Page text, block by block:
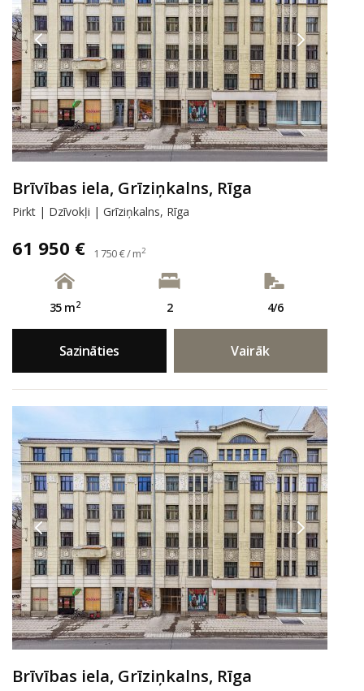
Brīvības iela, Grīziņkalns, Rīga
Pirkt | Dzīvokļi | Grīziņkalns, Rīga
61 950 € 1 750 € / m2
35 m2 2 4/6
Sazināties Vairāk
Brīvības iela, Grīziņkalns, Rīga